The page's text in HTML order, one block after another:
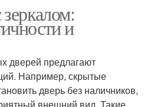
и
дверей предлагают
Например, скрытые
дверь без наличников,